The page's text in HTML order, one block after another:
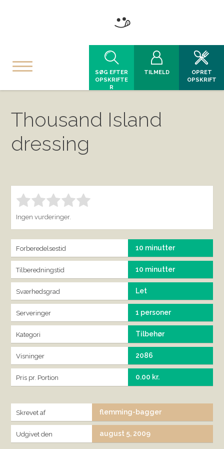
SØG EFTER
OPSKRIFTE
R
TILMELD
OPRET
OPSKRIFT
Thousand Island
dressing
Bedøm denne vare: 1.00
Ingen vurderinger.
Forberedelsestid 10 minutter
Tilberedningstid 10 minutter
Sværhedsgrad Let
Serveringer 1 personer
Kategori Tilbehør
Visninger 2086
Pris pr. Portion 0.00 kr.
Skrevet af flemming-bagger
Udgivet den august 5, 2009